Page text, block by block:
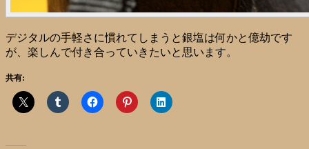
デジタルの手軽さに慣れてしまうと銀塩は何かと億劫です
が、楽しんで付き合っていきたいと思います。
共有: